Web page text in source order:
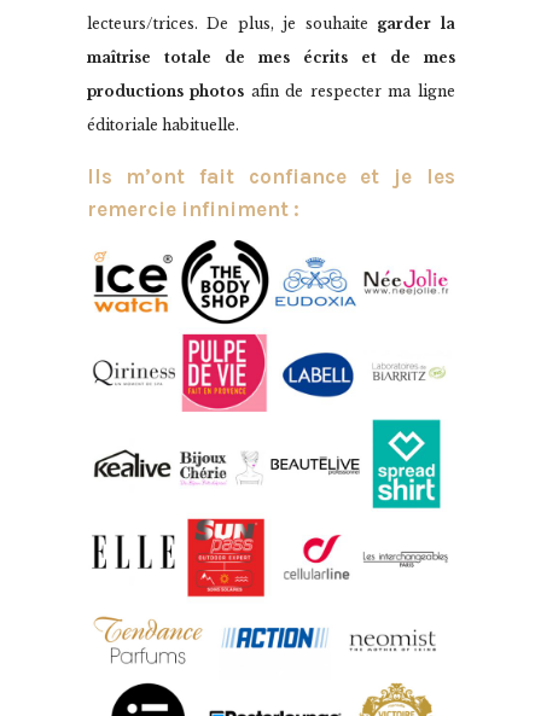
lecteurs/trices. De plus, je souhaite garder la
maîtrise totale de mes écrits et de mes
productions photos afin de respecter ma ligne
éditoriale habituelle.
Ils m’ont fait confiance et je les
remercie infiniment :